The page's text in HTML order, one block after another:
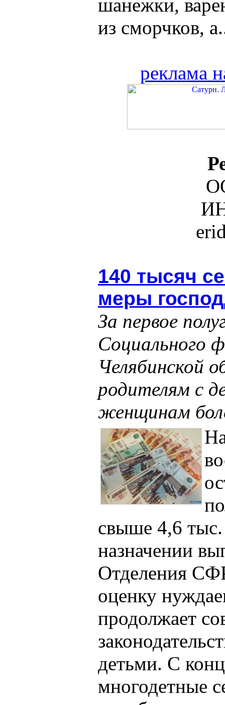
шанежки,
из сморчков,
реклама
140 тысяч
меры
За первое
Социального
Челябинской
родителям с
женщинам
свыше 4,6
назначении
Отделения
оценку
продолжает
детьми. С
многодетные